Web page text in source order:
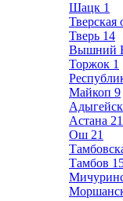
Шацк 1
Тверская
Тверь 14
Вышний
Торжок 1
Майкоп 9
Адыгейск
Астана 21
Ош 21
Тамбов